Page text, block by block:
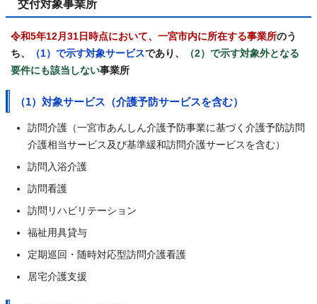
交付対象事業所
令和5年12月31日時点において、一宮市内に所在する事業所のう
ち、
（1）で示す対象サービスであり、
（2）で示す対象外となる
要件にも該当しない事業所
（1）対象サービス（介護予防サービスを含む）
訪問介護（一宮市あんしん介護予防事業に基づく介護予防訪問
介護相当サービス及び基準緩和訪問介護サービスを含む）
訪問入浴介護
訪問看護
訪問リハビリテーション
福祉用具貸与
定期巡回・随時対応型訪問介護看護
居宅介護支援